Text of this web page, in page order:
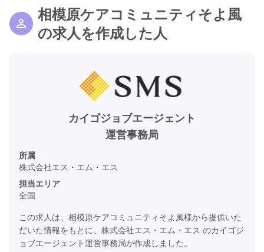
相模原ケアコミュニティそよ風
の求人を作成した人
カイゴジョブエージェント
運営事務局
所属
株式会社エス・エム・エス
担当エリア
全国
この求人は、相模原ケアコミュニティそよ風様から提供いた
だいた情報をもとに、株式会社エス・エム・エス のカイゴジ
ョブエージェント運営事務局が作成しました。